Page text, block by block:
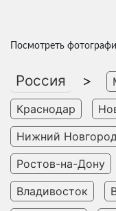
Посмотреть
Россия >
Краснодар
Нижний
Ростов-на-Дону
Владивосток